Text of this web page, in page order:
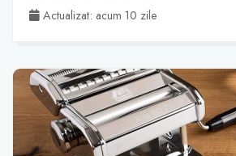
Actualizat: acum 10 zile